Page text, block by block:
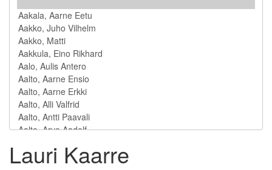
Lauri Kaarre